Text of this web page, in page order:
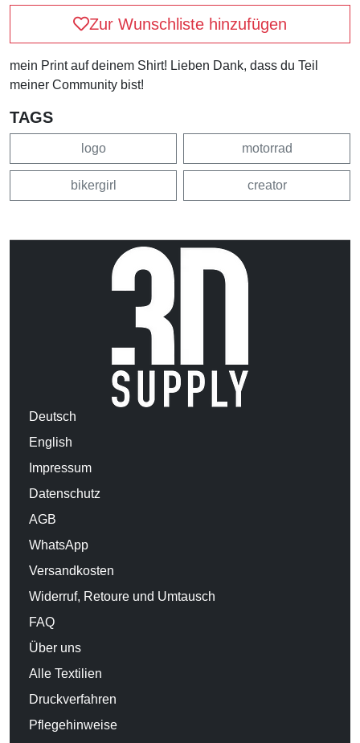
Zur Wunschliste hinzufügen
mein Print auf deinem Shirt! Lieben Dank, dass du Teil
meiner Community bist!
TAGS
logo motorrad
bikergirl creator
Deutsch
English
Impressum
Datenschutz
AGB
WhatsApp
Versandkosten
Widerruf, Retoure und Umtausch
FAQ
Über uns
Alle Textilien
Druckverfahren
Pflegehinweise